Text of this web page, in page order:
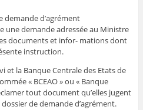
demande d’agrément
une demande adressée au Ministre
documents et infor- mations dont
instruction.
et la Banque Centrale des Etats de
« BCEAO » ou « Banque
tout document qu’elles jugent
de demande d’agrément.